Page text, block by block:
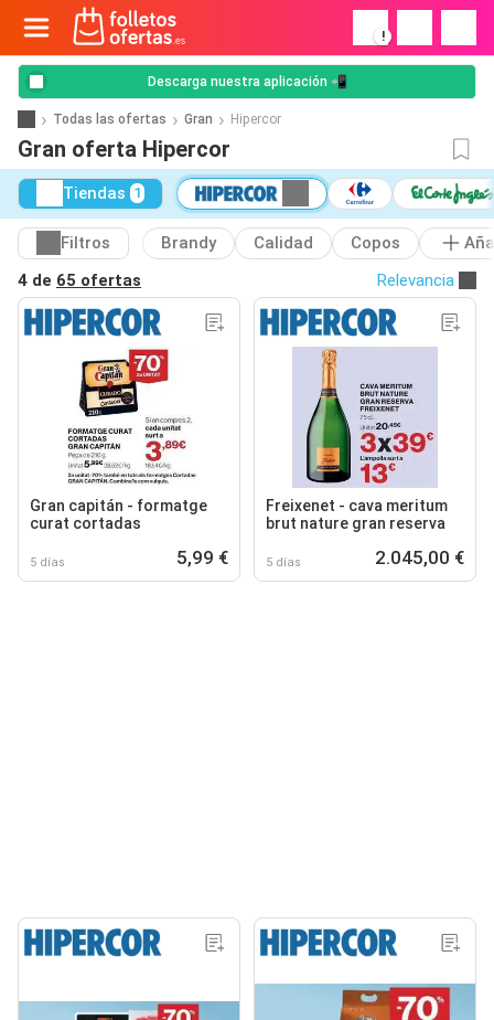
!
Descarga nuestra aplicación 📲
Todas las ofertas Gran Hipercor
Gran oferta Hipercor
Tiendas 1
Filtros Brandy Calidad Copos
4 de 65 ofertas Relevancia
Gran capitán - formatge
curat cortadas
5 días 5,99 €
Freixenet - cava meritum
brut nature gran reserva
5 días 2.045,00 €